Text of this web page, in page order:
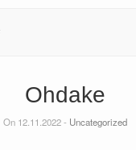
Ohdake
On 12.11.2022 - Uncategorized